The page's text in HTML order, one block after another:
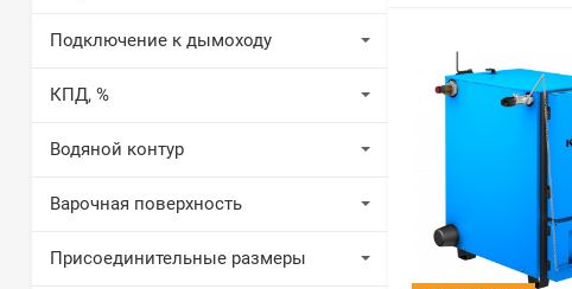
Подключение к дымоходу
КПД, %
Водяной контур
Варочная поверхность
Присоединительные размеры